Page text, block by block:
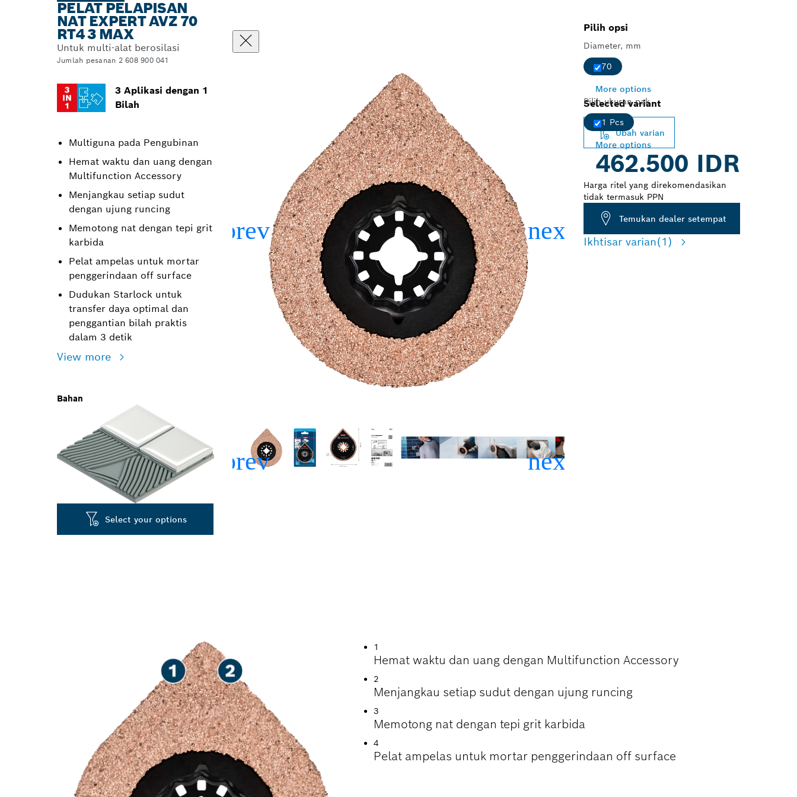
PELAT PELAPISAN
NAT EXPERT AVZ 70
RT4 3 MAX
Untuk multi-alat berosilasi
Jumlah pesanan 2 608 900 041
3 Aplikasi dengan 1
Bilah
Multiguna pada Pengubinan
Hemat waktu dan uang dengan
Multifunction Accessory
Menjangkau setiap sudut
dengan ujung runcing
Memotong nat dengan tepi grit
karbida
Pelat ampelas untuk mortar
penggerindaan off surface
Dudukan Starlock untuk
transfer daya optimal dan
penggantian bilah praktis
dalam 3 detik
View more
Bahan
Select your options
Pilih opsi
Diameter, mm
70
More options
Pilih ukuran pak
1 Pcs
More options
Selected variant
Ubah varian
462.500 IDR
Harga ritel yang direkomendasikan
tidak termasuk PPN
Temukan dealer setempat
Ikhtisar varian(1)
1
Hemat waktu dan uang dengan Multifunction Accessory
2
Menjangkau setiap sudut dengan ujung runcing
3
Memotong nat dengan tepi grit karbida
4
Pelat ampelas untuk mortar penggerindaan off surface